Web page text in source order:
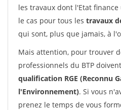
les travaux dont l'Etat
le cas pour tous les travaux
qui sont, plus que jamais, à
Mais attention, pour trouver
professionnels du BTP
qualification RGE (Reconnu
l'Environnement). Si vous
prenez le temps de vous